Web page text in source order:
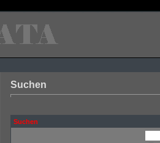
Suchen
Suchen